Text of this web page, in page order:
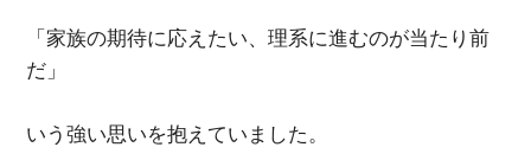
「家族の期待に応えたい、理系に進むのが当たり前
だ」
いう強い思いを抱えていました。